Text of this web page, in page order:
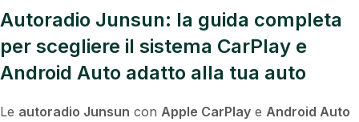
Autoradio Junsun: la guida completa
per scegliere il sistema CarPlay e
Android Auto adatto alla tua auto
Le autoradio Junsun con Apple CarPlay e Android Auto